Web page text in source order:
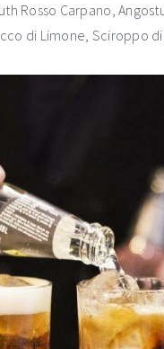
Rosso Carpano,
di Limone, Sciroppo